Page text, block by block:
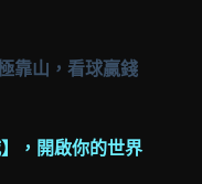
靠山，看球贏錢
，開啟你的世界